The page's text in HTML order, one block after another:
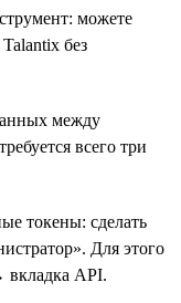
можете
без
между
всего три
токены: сделать
Для этого
API.